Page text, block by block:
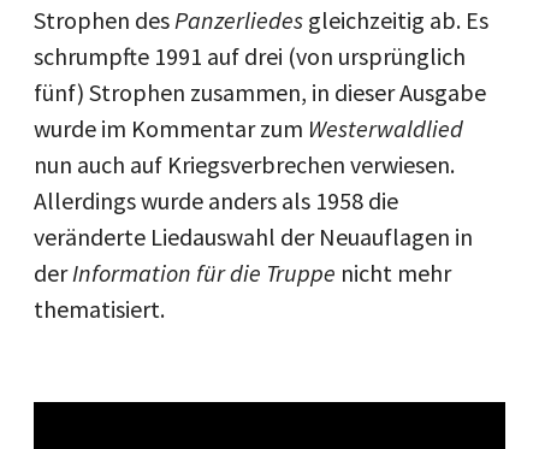
Strophen desPanzerliedes gleichzeitig ab. Es
schrumpfte 1991 auf drei (von ursprünglich
fünf) Strophen zusammen, in dieser Ausgabe
wurde im Kommentar zum Westerwaldlied
nun auch auf Kriegsverbrechen verwiesen.
Allerdings wurde anders als 1958 die
veränderte Liedauswahl der Neuauflagen in
derInformation für die Truppe nicht mehr
thematisiert.